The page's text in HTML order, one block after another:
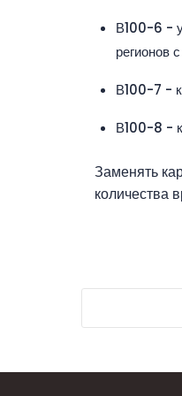
В100-6 -
регионов
В100-7 -
В100-8 -
Заменять
количества